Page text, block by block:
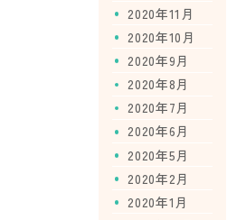
2020年11月
2020年10月
2020年9月
2020年8月
2020年7月
2020年6月
2020年5月
2020年2月
2020年1月